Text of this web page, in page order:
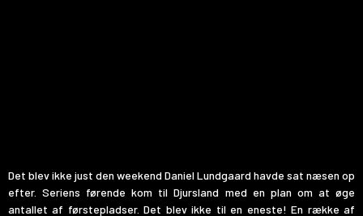
Det blev ikke just den weekend Daniel Lundgaard havde sat næsen op
efter. Seriens førende kom til Djursland med en plan om at øge
antallet af førstepladser. Det blev ikke til en eneste! En række af